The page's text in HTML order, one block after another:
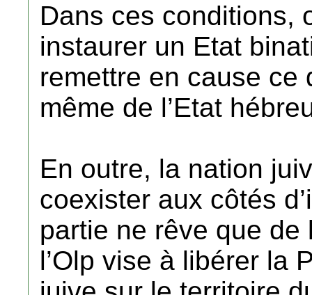
Dans ces conditions,
instaurer un Etat
remettre en cause ce
même de l’Etat
En outre, la nation
coexister aux côtés
partie ne rêve que de
l’Olp vise à libérer la